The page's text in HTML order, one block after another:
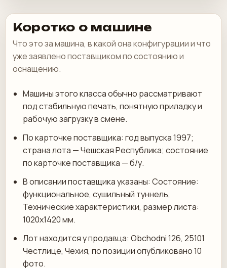
Коротко о машине
Что это за машина, в какой она конфигурации и что
уже заявлено поставщиком по состоянию и
оснащению.
Машины этого класса обычно рассматривают
под стабильную печать, понятную приладку и
рабочую загрузку в смене.
По карточке поставщика: год выпуска 1997;
страна лота — Чешская Республика; состояние
по карточке поставщика — б/у.
В описании поставщика указаны: Состояние:
функциональное, сушильный туннель,
Технические характеристики, размер листа:
1020x1420 мм.
Лот находится у продавца: Obchodni 126, 25101
Честлице, Чехия, по позиции опубликовано 10
фото.